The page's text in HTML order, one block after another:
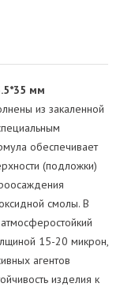
мм
из закаленной
обеспечивает
(подложки)
смолы. В
15-20 микрон,
агентов
изделия к